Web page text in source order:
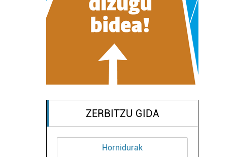
ZERBITZU GIDA
Hornidurak